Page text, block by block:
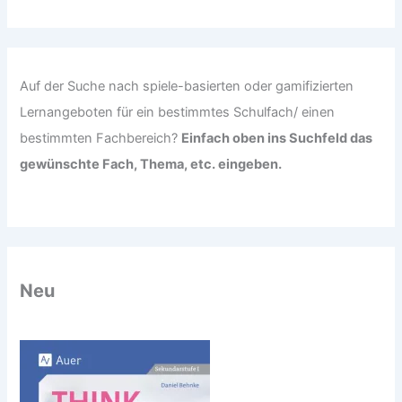
Auf der Suche nach spiele-basierten oder gamifizierten
Lernangeboten für ein bestimmtes Schulfach/ einen
bestimmten Fachbereich? Einfach oben ins Suchfeld das
gewünschte Fach, Thema, etc. eingeben.
Neu